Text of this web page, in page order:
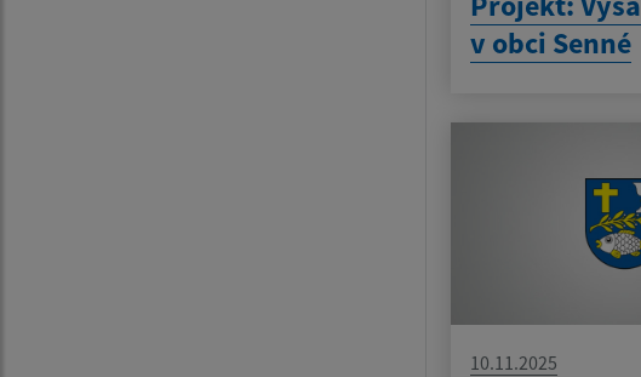
v obci Senné
10.11.2025